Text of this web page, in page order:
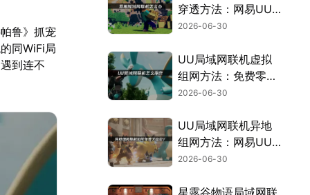
鲁》抓宠
同WiFi局
到连不
穿透方法：网易UU
虚拟局域网一键打破
2026-06-30
UU局域网联机虚拟
组网方法：免费零门
槛实现全球局域网畅
2026-06-30
UU局域网联机异地
组网方法：网易UU
加速器零门槛高稳方
2026-06-30
星露谷物语局域网联